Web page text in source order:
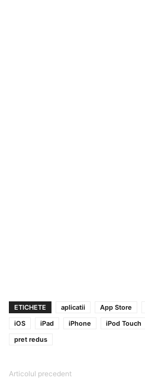
ETICHETE aplicatii App Store
iOS
iPad iPhone iPod Touch
pret redus
Articolul precedent